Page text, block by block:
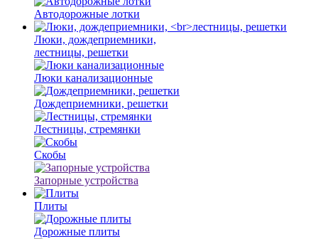
Автодорожные лотки
Люки, дождеприемники,
лестницы, решетки
Люки канализационные
Дождеприемники, решетки
Лестницы, стремянки
Скобы
Запорные устройства
Плиты
Дорожные плиты